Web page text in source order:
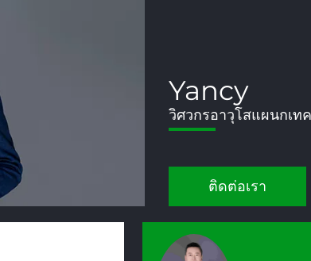
HANNAH
ผู้จัดการทั่วไปแผนกส่ง
ติดต่อเรา